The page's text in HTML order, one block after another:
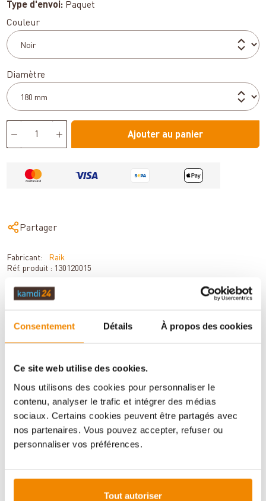
Consentement Détails À propos des cookies
Ce site web utilise des cookies.
Nous utilisons des cookies pour personnaliser le
contenu, analyser le trafic et intégrer des médias
sociaux. Certains cookies peuvent être partagés avec
nos partenaires. Vous pouvez accepter, refuser ou
personnaliser vos préférences.
Tout autoriser
Type d'envoi: Paquet
Sélectionnez
Couleur
Sélectionnez
Diamètre
Ajouter au panier
Partager
Fabricant:
Raik
Réf. produit : 130120015
DESCRIPTION
DONNÉES TECHNIQUES
ÉVALUATIONS (0)